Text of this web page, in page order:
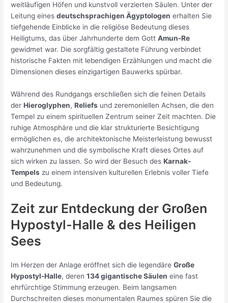
weitläufigen Höfen und kunstvoll verzierten Säulen. Unter der
Leitung einesdeutschsprachigen Ägyptologen erhalten Sie
tiefgehende Einblicke in die religiöse Bedeutung dieses
Heiligtums, das über Jahrhunderte dem GottAmun-Re
gewidmet war. Die sorgfältig gestaltete Führung verbindet
historische Fakten mit lebendigen Erzählungen und macht die
Dimensionen dieses einzigartigen Bauwerks spürbar.
Während des Rundgangs erschließen sich die feinen Details
derHieroglyphen,Reliefs und zeremoniellen Achsen, die den
Tempel zu einem spirituellen Zentrum seiner Zeit machten. Die
ruhige Atmosphäre und die klar strukturierte Besichtigung
ermöglichen es, die architektonische Meisterleistung bewusst
wahrzunehmen und die symbolische Kraft dieses Ortes auf
sich wirken zu lassen. So wird der Besuch desKarnak-
Tempels zu einem intensiven kulturellen Erlebnis voller Tiefe
und Bedeutung.
Zeit zur Entdeckung der Großen
Hypostyl-Halle & des Heiligen
Sees
Im Herzen der Anlage eröffnet sich die legendäreGroße
Hypostyl-Halle, deren134 gigantische Säulen eine fast
ehrfürchtige Stimmung erzeugen. Beim langsamen
Durchschreiten dieses monumentalen Raumes spüren Sie die